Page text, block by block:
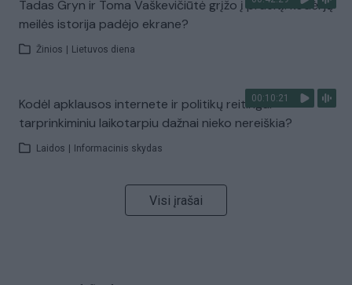
Tadas Gryn ir Toma Vaškevičiūtė grįžo į praeitį: kodėl jų
meilės istorija padėjo ekrane?
Žinios Lietuvos diena
00:10:21
Kodėl apklausos internete ir politikų reitingai
tarprinkiminiu laikotarpiu dažnai nieko nereiškia?
Laidos Informacinis skydas
Visi įrašai